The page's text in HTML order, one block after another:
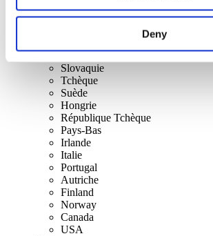
Deny
France
République d'Irlande
Pologne
Slovaquie
Tchèque
Suède
Hongrie
République Tchèque
Pays-Bas
Irlande
Italie
Portugal
Autriche
Finland
Norway
Canada
USA